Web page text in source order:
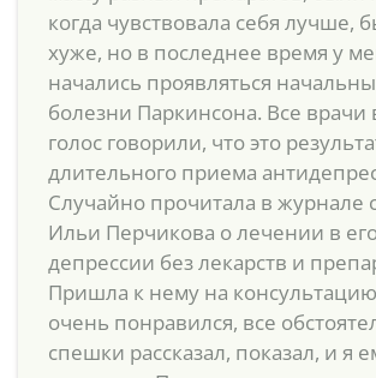
когда чувствовала себя лучше,
хуже, но в последнее время у
начались проявляться
болезни Паркинсона. Все врачи
голос говорили, что это
длительного приема
Случайно прочитала в журнале
Ильи Перчикова о лечении в
депрессии без лекарств и
Пришла к нему на
очень понравился, все
спешки рассказал, показал, и я